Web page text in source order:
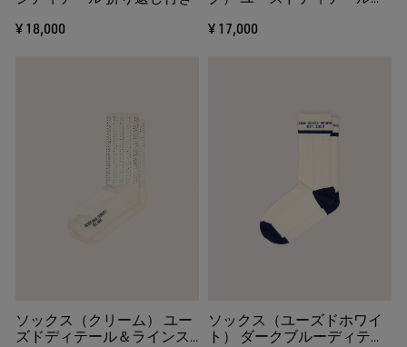
¥ 18,000
ラック）
¥ 17,000
ソックス（クリーム） ユー
ズドディテール＆ラインス
ソックス（ユーズドホワイ
ト） ダークブルーディテー